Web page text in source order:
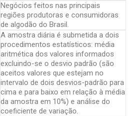
Negócios feitos nas principais
regiões produtoras e consumidoras
de algodão do Brasil.
A amostra diária é submetida a dois
procedimentos estatísticos: média
aritmética dos valores informados
excluindo-se o desvio padrão (são
aceitos valores que estejam no
intervalo de dois desvios-padrão para
cima e para baixo em relação à média
da amostra em 10%) e análise do
coeficiente de variação.